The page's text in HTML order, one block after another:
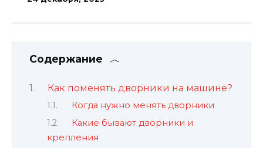
Содержание
Как поменять дворники на машине?
Когда нужно менять дворники
Какие бывают дворники и
крепления